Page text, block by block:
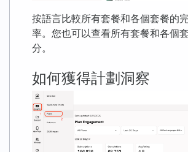
按語言比較所有套餐和各個套餐的
率。您也可以查看所有套餐和各個
分。
如何獲得計劃洞察